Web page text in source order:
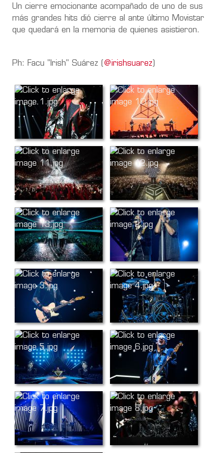
Un cierre emocionante acompañado de uno de sus
más grandes hits dió cierre al ante último Movistar
que quedará en la memoria de quienes asistieron.
Ph: Facu "Irish" Suárez ( @irishsuarez